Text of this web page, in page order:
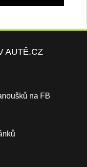
AUTĚ.CZ
na FB